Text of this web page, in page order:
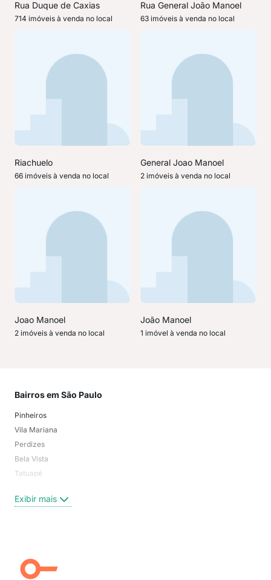
Rua Duque de Caxias
714 imóveis à venda no local
Rua General João Manoel
63 imóveis à venda no local
Riachuelo
66 imóveis à venda no local
General Joao Manoel
2 imóveis à venda no local
Joao Manoel
2 imóveis à venda no local
João Manoel
1 imóvel à venda no local
Bairros em São Paulo
Pinheiros
Vila Mariana
Perdizes
Bela Vista
Tatuapé
Centro
Campo Belo
Ipiranga
Exibir mais